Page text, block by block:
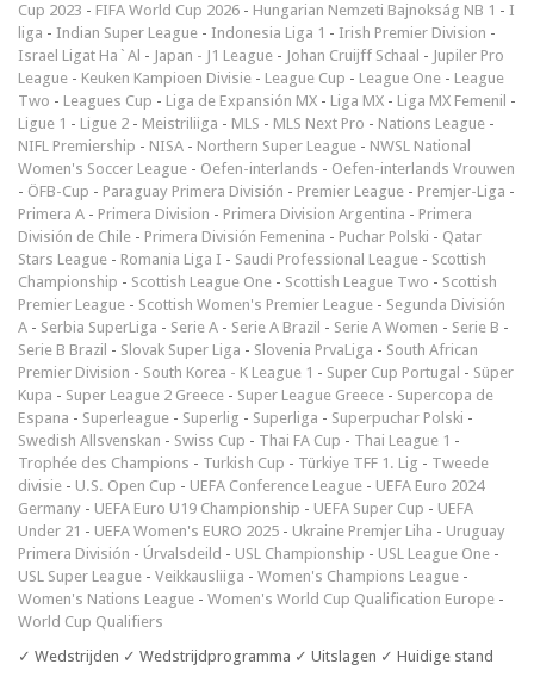
Cup 2023 - FIFA World Cup 2026 - Hungarian Nemzeti Bajnokság NB 1 - I
liga - Indian Super League - Indonesia Liga 1 - Irish Premier Division -
Israel Ligat Ha`Al - Japan - J1 League - Johan Cruijff Schaal - Jupiler Pro
League - Keuken Kampioen Divisie - League Cup - League One - League
Two - Leagues Cup - Liga de Expansión MX - Liga MX - Liga MX Femenil -
Ligue 1 - Ligue 2 - Meistriliiga - MLS - MLS Next Pro - Nations League -
NIFL Premiership - NISA - Northern Super League - NWSL National
Women's Soccer League - Oefen-interlands - Oefen-interlands Vrouwen
- ÖFB-Cup - Paraguay Primera División - Premier League - Premjer-Liga -
Primera A - Primera Division - Primera Division Argentina - Primera
División de Chile - Primera División Femenina - Puchar Polski - Qatar
Stars League - Romania Liga I - Saudi Professional League - Scottish
Championship - Scottish League One - Scottish League Two - Scottish
Premier League - Scottish Women's Premier League - Segunda División
A - Serbia SuperLiga - Serie A - Serie A Brazil - Serie A Women - Serie B -
Serie B Brazil - Slovak Super Liga - Slovenia PrvaLiga - South African
Premier Division - South Korea - K League 1 - Super Cup Portugal - Süper
Kupa - Super League 2 Greece - Super League Greece - Supercopa de
Espana - Superleague - Superlig - Superliga - Superpuchar Polski -
Swedish Allsvenskan - Swiss Cup - Thai FA Cup - Thai League 1 -
Trophée des Champions - Turkish Cup - Türkiye TFF 1. Lig - Tweede
divisie - U.S. Open Cup - UEFA Conference League - UEFA Euro 2024
Germany - UEFA Euro U19 Championship - UEFA Super Cup - UEFA
Under 21 - UEFA Women's EURO 2025 - Ukraine Premjer Liha - Uruguay
Primera División - Úrvalsdeild - USL Championship - USL League One -
USL Super League - Veikkausliiga - Women's Champions League -
Women's Nations League - Women's World Cup Qualification Europe -
World Cup Qualifiers
✓ Wedstrijden ✓ Wedstrijdprogramma ✓ Uitslagen ✓ Huidige stand